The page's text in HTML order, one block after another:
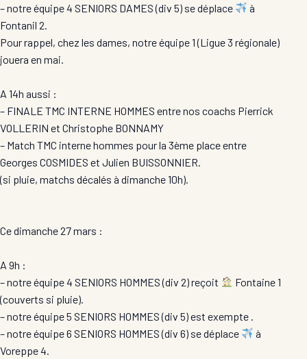
– notre équipe 4 SENIORS DAMES (div 5) se déplace
à
Fontanil 2.
Pour rappel, chez les dames, notre équipe 1 (Ligue 3 régionale)
jouera en mai.
A 14h aussi :
– FINALE TMC INTERNE HOMMES entre nos coachs Pierrick
VOLLERIN et Christophe BONNAMY
– Match TMC interne hommes pour la 3ème place entre
Georges COSMIDES et Julien BUISSONNIER.
(si pluie, matchs décalés à dimanche 10h).
Ce dimanche 27 mars :
A 9h :
– notre équipe 4 SENIORS HOMMES (div 2) reçoit
Fontaine 1
(couverts si pluie).
– notre équipe 5 SENIORS HOMMES (div 5) est exempte .
– notre équipe 6 SENIORS HOMMES (div 6) se déplace
à
Voreppe 4.